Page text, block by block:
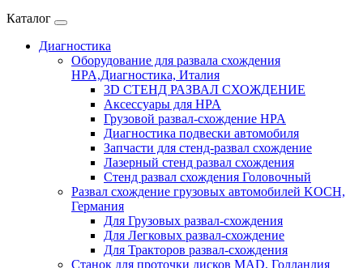
Каталог
Диагностика
Оборудование для развала схождения
HPA,Диагностика, Италия
3D СТЕНД РАЗВАЛ СХОЖДЕНИЕ
Аксессуары для HPA
Грузовой развал-схождение HPA
Диагностика подвески автомобиля
Запчасти для стенд-развал схождение
Лазерный стенд развал схождения
Стенд развал схождения Головочный
Развал схождение грузовых автомобилей KOCH,
Германия
Для Грузовых развал-схождения
Для Легковых развал-схождение
Для Тракторов развал-схождения
Станок для проточки дисков MAD, Голландия